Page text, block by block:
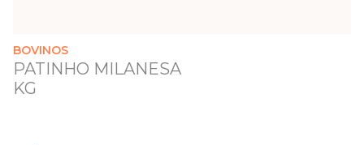
BOVINOS
PATINHO MILANESA
KG